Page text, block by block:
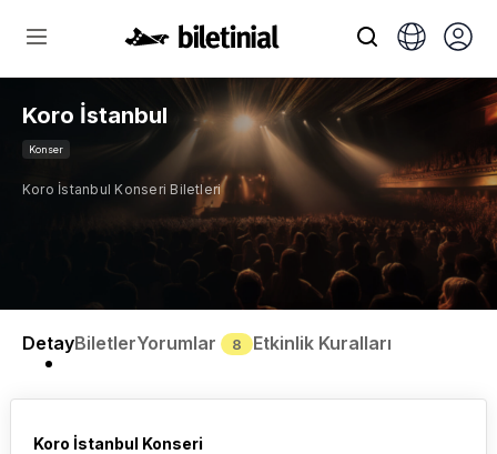
Koro İstanbul
Konser
Koro İstanbul Konseri Biletleri
DetayBiletlerYorumlar 8 Etkinlik Kuralları
Koro İstanbul Konseri